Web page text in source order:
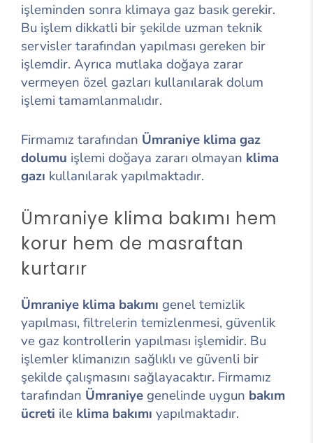
işleminden sonra klimaya gaz basık gerekir.
Bu işlem dikkatli bir şekilde uzman teknik
servisler tarafından yapılması gereken bir
işlemdir. Ayrıca mutlaka doğaya zarar
vermeyen özel gazları kullanılarak dolum
işlemi tamamlanmalıdır.
Firmamız tarafından Ümraniye klima gaz
dolumu işlemi doğaya zararı olmayan klima
gazı kullanılarak yapılmaktadır.
Ümraniye klima bakımı hem
korur hem de masraftan
kurtarır
Ümraniye klima bakımı genel temizlik
yapılması, filtrelerin temizlenmesi, güvenlik
ve gaz kontrollerin yapılması işlemidir. Bu
işlemler klimanızın sağlıklı ve güvenli bir
şekilde çalışmasını sağlayacaktır. Firmamız
tarafından Ümraniye genelinde uygun bakım
ücreti ile klima bakımı yapılmaktadır.